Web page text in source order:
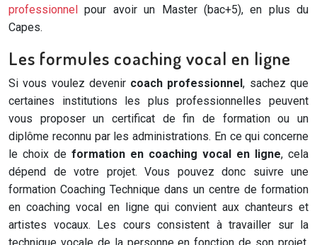
professionnel pour avoir un Master (bac+5), en plus du
Capes.
Les formules coaching vocal en ligne
Si vous voulez devenir coach professionnel, sachez que
certaines institutions les plus professionnelles peuvent
vous proposer un certificat de fin de formation ou un
diplôme reconnu par les administrations. En ce qui concerne
le choix de formation en coaching vocal en ligne, cela
dépend de votre projet. Vous pouvez donc suivre une
formation Coaching Technique dans un centre de formation
en coaching vocal en ligne qui convient aux chanteurs et
artistes vocaux. Les cours consistent à travailler sur la